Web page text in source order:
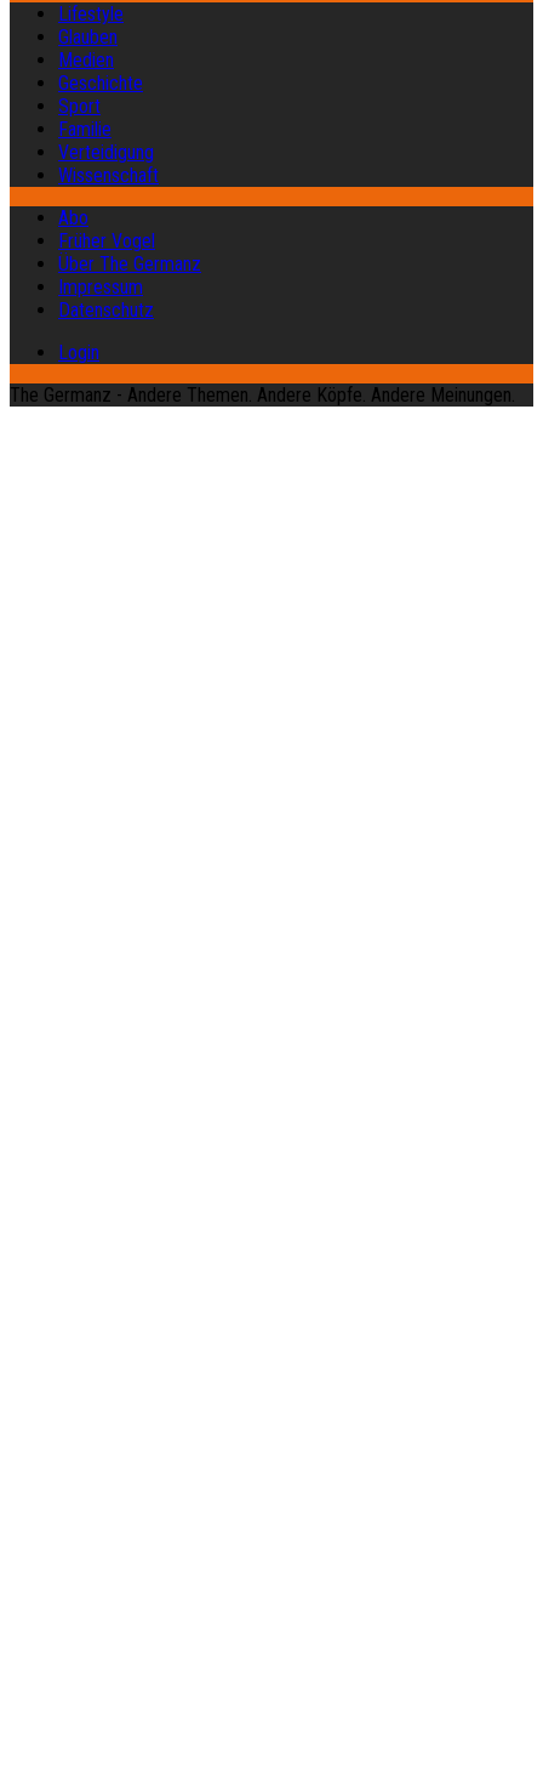
Lifestyle
Glauben
Medien
Geschichte
Sport
Familie
Verteidigung
Wissenschaft
Abo
Früher Vogel
Über The Germanz
Impressum
Datenschutz
Login
The Germanz - Andere Themen. Andere Köpfe. Andere Meinungen.